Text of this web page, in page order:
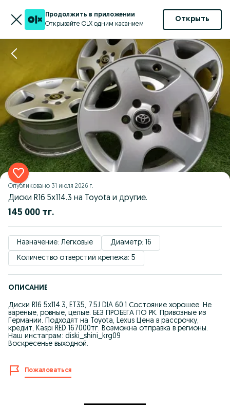
Продолжить в приложении
Открывайте OLX одним касанием
Открыть
Опубликовано 31 июля 2026 г.
Диски R16 5x114.3 на Toyota и другие.
145 000 тг.
Назначение: Легковые
Диаметр: 16
Количество отверстий крепежа: 5
ОПИСАНИЕ
Диски R16 5x114.3, ET35, 7.5J DIA 60.1 Состояние хорошее. Не
вареные, ровные, целые. БЕЗ ПРОБЕГА ПО РК. Привозные из
Германии. Подходят на Toyota, Lexus Цена в рассрочку,
кредит, Kaspi RED 167000тг. Возможна отправка в регионы.
Наш инстаграм: diski_shini_krg09
Воскресенье выходной.
Пожаловаться